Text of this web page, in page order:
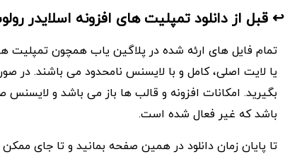
↩️ قبل از دانلود تمپلیت های افزونه اسلایدر
تمام فایل های ارئه شده در پلاگین یاب همچون تمپلیت
یا لایت اصلی، کامل و با لایسنس نامحدود می باشند. در
بگیرید. امکانات افزونه و قالب ها باز می باشد و
باشد که غیر فعال شده است.
تا پایان زمان دانلود در همین صفحه بمانید و تا جای